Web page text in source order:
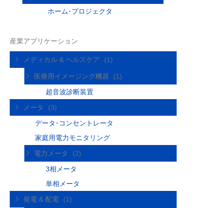
ホーム･プロジェクタ
産業アプリケーション
メディカル & ヘルスケア (1)
医療用イメージング機器
(1)
超音波診断装置
メータ
(3)
データ･コンセントレータ
家庭用電力モニタリング
電力メータ
(2)
3相メータ
単相メータ
発電 & 配電
(1)